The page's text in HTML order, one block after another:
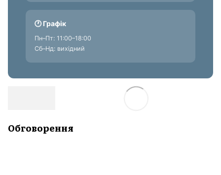
🕐 Графік
Пн–Пт: 11:00–18:00
Сб–Нд: вихідний
Обговорення